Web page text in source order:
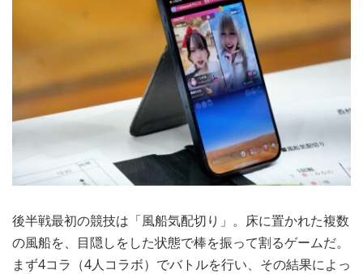
後半戦最初の競技は「風船気配切り」。床に置かれた複数
の風船を、目隠しをした状態で棒を振って割るゲームだ。
まず4コラ（4人コラボ）でバトルを行い、その結果によっ